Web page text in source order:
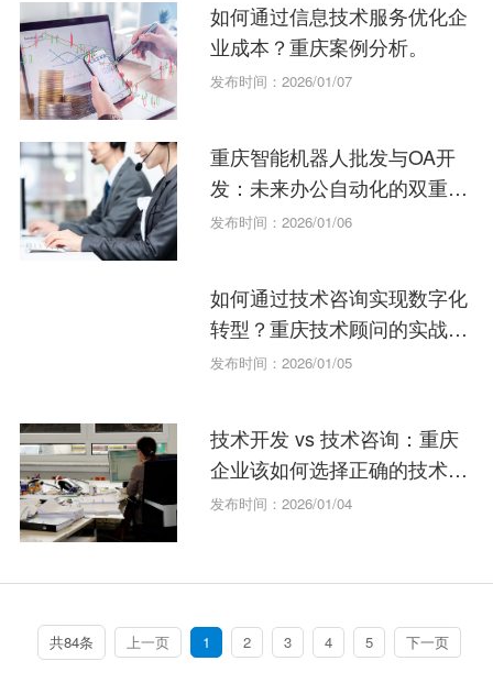
如何通过信息技术服务优化企
业成本？重庆案例分析。
发布时间：2026/01/07
重庆智能机器人批发与OA开
发：未来办公自动化的双重趋
势
发布时间：2026/01/06
如何通过技术咨询实现数字化
转型？重庆技术顾问的实战指
南
发布时间：2026/01/05
技术开发 vs 技术咨询：重庆
企业该如何选择正确的技术服
务？
发布时间：2026/01/04
共84条 上一页 1 2 3 4 5 下一页